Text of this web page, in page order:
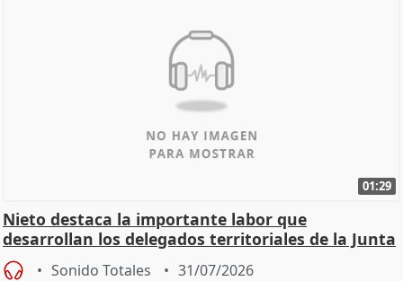
01:29
Nieto destaca la importante labor que
desarrollan los delegados territoriales de la Junta
Sonido Totales 31/07/2026